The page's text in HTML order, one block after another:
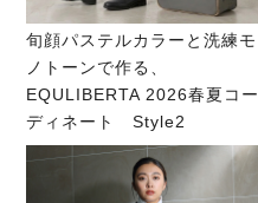
旬顔パステルカラーと洗練モ
ノトーンで作る、
EQULIBERTA 2026春夏コー
ディネート Style2